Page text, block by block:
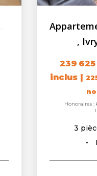
,
239
inclus |
Honoraires :
3